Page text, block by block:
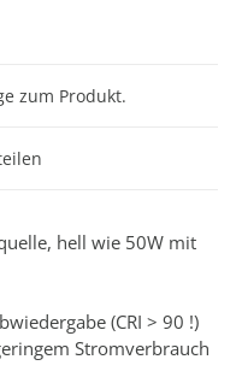
zum Produkt.
hell wie 50W mit
(CRI > 90 !)
Stromverbrauch